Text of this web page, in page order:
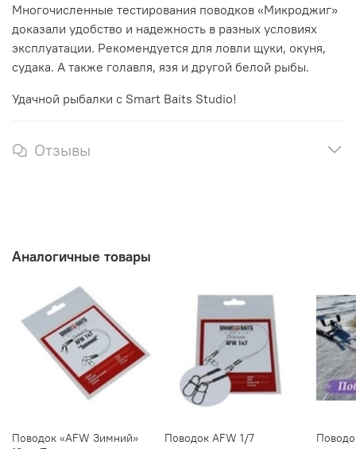
Многочисленные тестирования поводков «Микроджиг»
доказали удобство и надежность в разных условиях
эксплуатации. Рекомендуется для ловли щуки, окуня,
судака. А также голавля, язя и другой белой рыбы.
Удачной рыбалки с Smart Baits Studio!
Отзывы
Аналогичные товары
Поводок «AFW Зимний»
Поводок AFW 1/7